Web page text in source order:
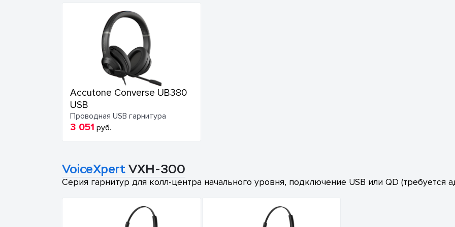
Accutone Converse UB380
USB
Проводная USB гарнитура
3 051 руб.
VoiceXpert VXH-300
Серия гарнитур для колл-центра начального уровня, подключение USB или QD (требуется